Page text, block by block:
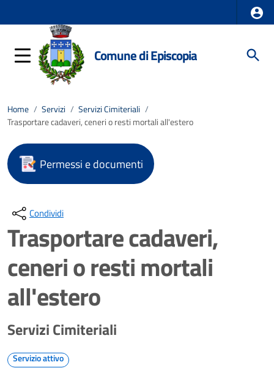
Comune di Episcopia
Home / Servizi / Servizi Cimiteriali /
Trasportare cadaveri, ceneri o resti mortali all'estero
Permessi e documenti
Condividi
Trasportare cadaveri,
ceneri o resti mortali
all'estero
Servizi Cimiteriali
Servizio attivo